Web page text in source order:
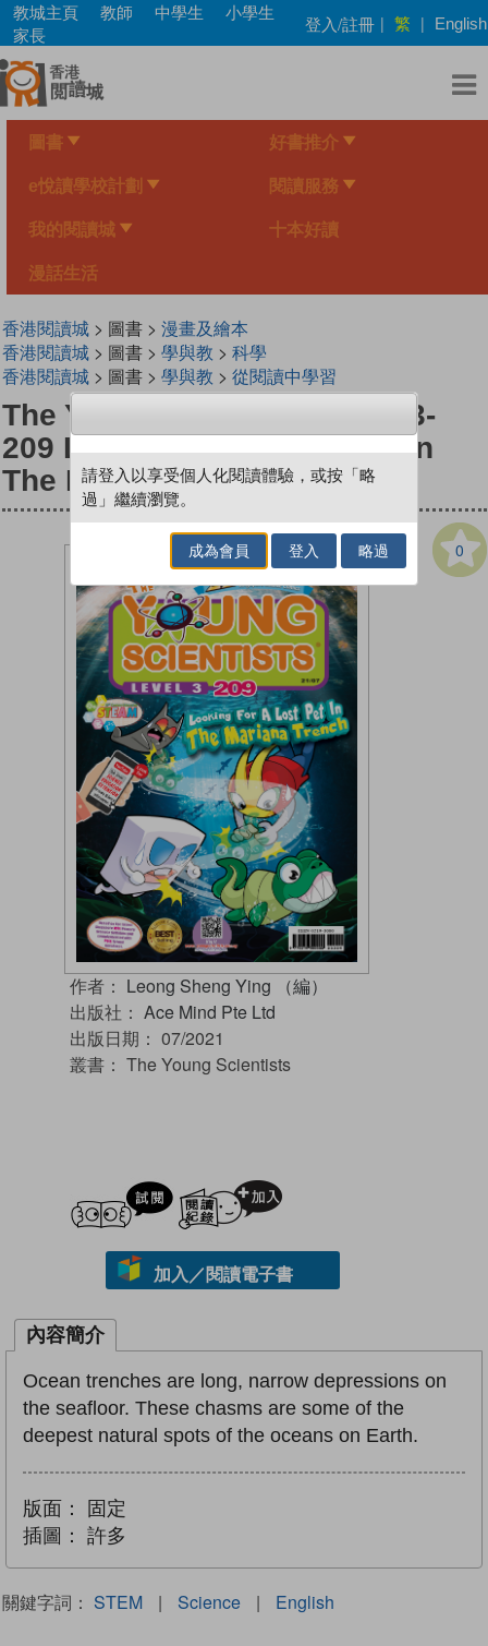
Skip
main
content
教城主頁 教師 中學生
小學生
家長
登入/註冊 | 繁 | English
圖書 好書推介
e悅讀學校計劃 閱讀服務
我的閱讀城 十本好讀
漫話生活
香港閱讀城> 圖書 > 漫畫及繪本
香港閱讀城> 圖書 > 學與教 > 科學
香港閱讀城> 圖書 > 學與教 > 從閱讀中學習
The Young Scientists Level 3-
209 Looking For A Lost Pet In
The Mariana Trench
0
作者： Leong Sheng Ying （編）
出版社： Ace Mind Pte Ltd
出版日期： 07/2021
叢書： The Young Scientists
試閲
加入／閱讀電子書
內容簡介
Ocean trenches are long, narrow depressions on
the seafloor. These chasms are some of the
deepest natural spots of the oceans on Earth.
版面：
固定
插圖：
許多
關鍵字詞： STEM | Science | English
請登入以享受個人化閱讀體驗，或按「略
過」繼續瀏覽。
成為會員 登入 略過